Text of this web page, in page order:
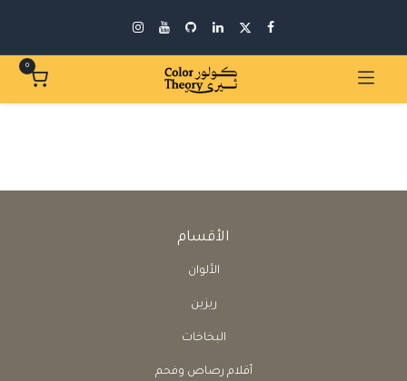
0
الأقسام
الألوان
ريزين
البخاخات
أقلام رصاص وفحم